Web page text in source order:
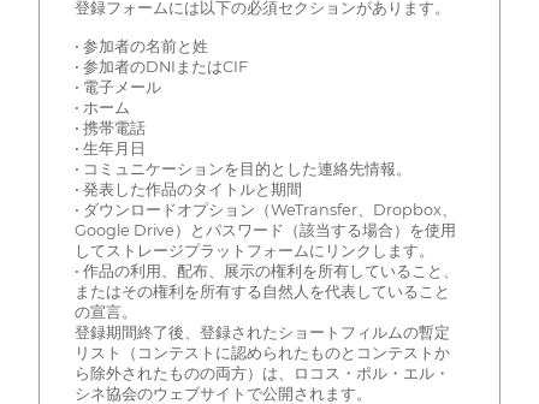
登録フォームには以下の必須セクションがあります。
• 参加者の名前と姓
• 参加者のDNIまたはCIF
• 電子メール
• ホーム
• 携帯電話
• 生年月日
• コミュニケーションを目的とした連絡先情報。
• 発表した作品のタイトルと期間
• ダウンロードオプション（WeTransfer、Dropbox、
Google Drive）とパスワード（該当する場合）を使用
してストレージプラットフォームにリンクします。
• 作品の利用、配布、展示の権利を所有していること、
またはその権利を所有する自然人を代表していること
の宣言。
登録期間終了後、登録されたショートフィルムの暫定
リスト（コンテストに認められたものとコンテストか
ら除外されたものの両方）は、ロコス・ポル・エル・
シネ協会のウェブサイトで公開されます。